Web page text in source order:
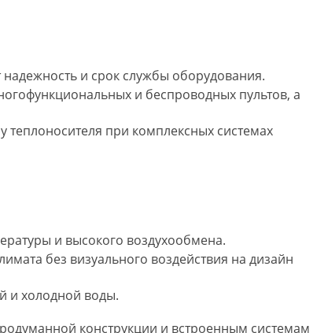
и срок службы оборудования.
и беспроводных пультов, а
при комплексных системах
и высокого воздухообмена.
без визуального воздействия на дизайн
и холодной воды.
конструкции и встроенным системам